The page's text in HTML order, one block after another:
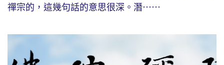
禪宗的，這幾句話的意思很深。潛⋯⋯